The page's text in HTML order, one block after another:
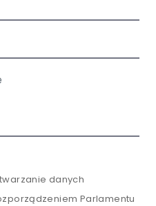
danych
Parlamentu